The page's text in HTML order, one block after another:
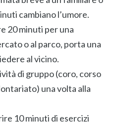
cambiano l’umore.
20 minuti per una
o al parco, porta una
al vicino.
di gruppo (coro, corso
una volta alla
10 minuti di esercizi